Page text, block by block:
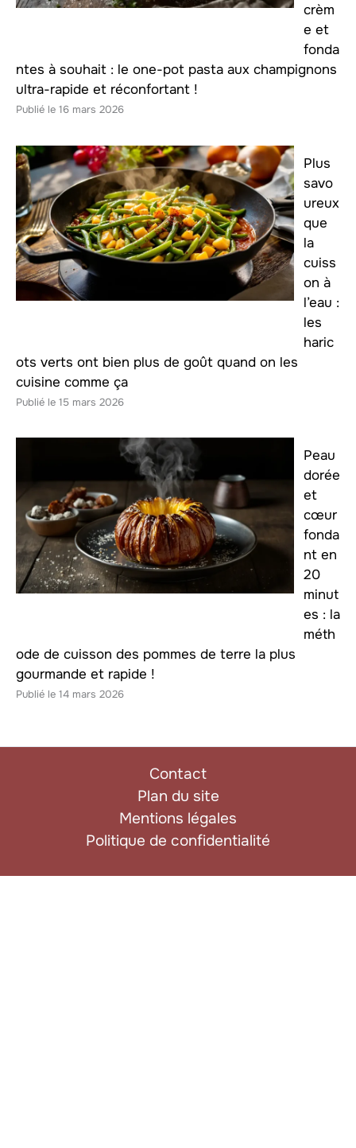
crèm
e et
fonda
ntes à souhait : le one-pot pasta aux champignons
ultra-rapide et réconfortant !
16 mars 2026
Plus
savo
ureux
que
la
cuiss
on à
l’eau :
les
haric
ots verts ont bien plus de goût quand on les
cuisine comme ça
15 mars 2026
Peau
dorée
et
cœur
fonda
nt en
20
minut
es : la
méth
ode de cuisson des pommes de terre la plus
gourmande et rapide !
14 mars 2026
Contact
Plan du site
Mentions légales
Politique de confidentialité